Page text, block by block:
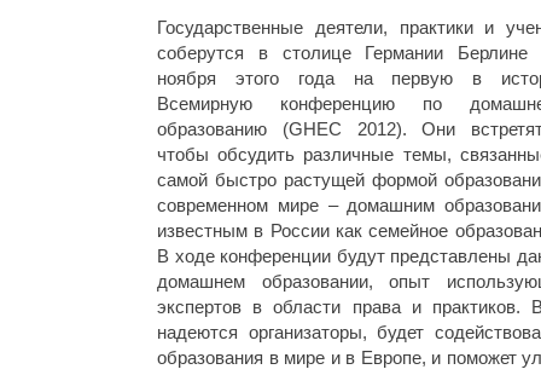
Государственные деятели, практики и
соберутся в столице Германии Берлине
ноября этого года на первую в
Всемирную конференцию по
образованию (GHEC 2012). Они
чтобы обсудить различные темы,
самой быстро растущей формой
современном мире – домашним
известным в России как семейное
В ходе конференции будут представлены
домашнем образовании, опыт
экспертов в области права и практиков.
надеются организаторы, будет
образования в мире и в Европе, и поможет